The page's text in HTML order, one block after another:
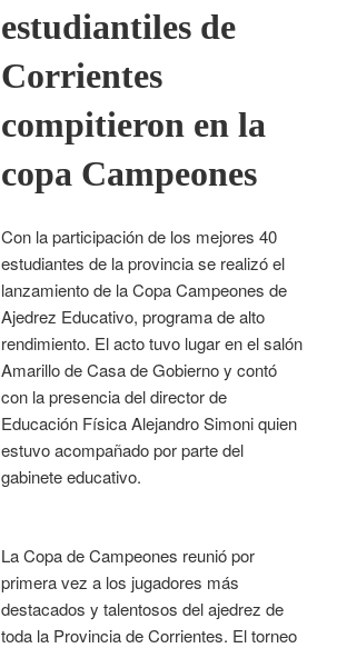
estudiantiles de
Corrientes
compitieron en la
copa Campeones
Con la participación de los mejores 40
estudiantes de la provincia se realizó el
lanzamiento de la Copa Campeones de
Ajedrez Educativo, programa de alto
rendimiento. El acto tuvo lugar en el salón
Amarillo de Casa de Gobierno y contó
con la presencia del director de
Educación Física Alejandro Simoni quien
estuvo acompañado por parte del
gabinete educativo.
La Copa de Campeones reunió por
primera vez a los jugadores más
destacados y talentosos del ajedrez de
toda la Provincia de Corrientes. El torneo